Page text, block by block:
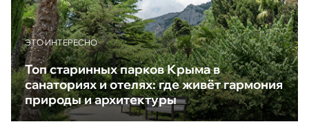
ЭТО ИНТЕРЕСНО
Топ старинных парков Крыма в
санаториях и отелях: где живёт гармония
природы и архитектуры